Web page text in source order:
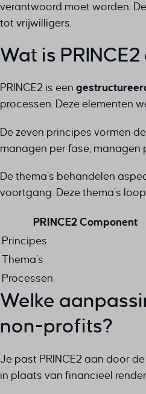
verantwoord moet worden.
tot vrijwilligers.
Wat is
PRINCE2 is een
processen. Deze elementen
De zeven principes vormen
managen per fase,
De thema’s behandelen
voortgang. Deze thema’s
PRINCE2 Component
Principes
Thema’s
Processen
Welke
non-profits?
Je past PRINCE2 aan door de
in plaats van financieel